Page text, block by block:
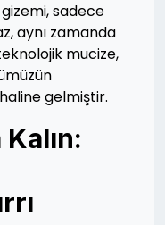
sadece
aynı zamanda
mucize,
gelmiştir.